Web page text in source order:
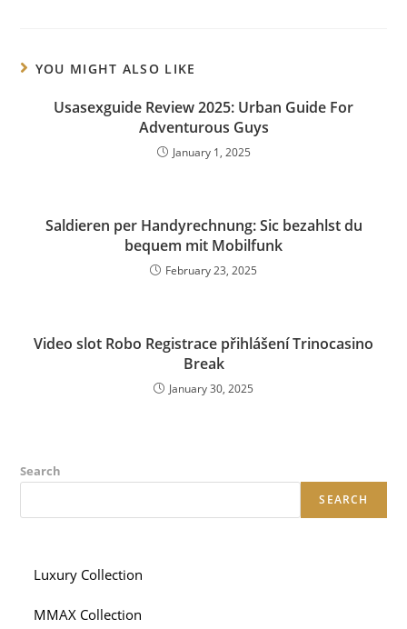
YOU MIGHT ALSO LIKE
Usasexguide Review 2025: Urban Guide For
Adventurous Guys
January 1, 2025
Saldieren per Handyrechnung: Sic bezahlst du
bequem mit Mobilfunk
February 23, 2025
Video slot Robo Registrace přihlášení Trinocasino
Break
January 30, 2025
Search
SEARCH
Luxury Collection
MMAX Collection